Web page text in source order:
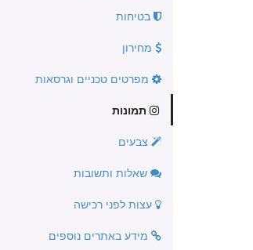
בטיחות
מחירון
מפרטים טכניים וגרסאות
תמונות
צבעים
שאלות ותשובות
עצות לפני רכישה
מידע באתרים נוספים